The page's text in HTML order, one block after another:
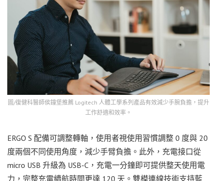
圖/復健科醫師侯鐘堡推薦 Logitech 人體工學系列產品有效減少手腕負擔，提升
工作舒適和效率。
ERGO S 配備可調整轉軸，使用者視使用習慣調整 0 度與 20
度兩個不同使用角度，減少手臂負擔。此外，充電接口從
micro USB 升級為 USB-C，充電一分鐘即可提供整天使用電
力，完整充電續航時間更達 120 天。雙模連線技術支持藍